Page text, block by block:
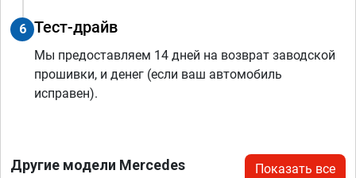
6 Тест-драйв
Мы предоставляем 14 дней на возврат заводской
прошивки, и денег (если ваш автомобиль
исправен).
Другие модели Mercedes Показать все